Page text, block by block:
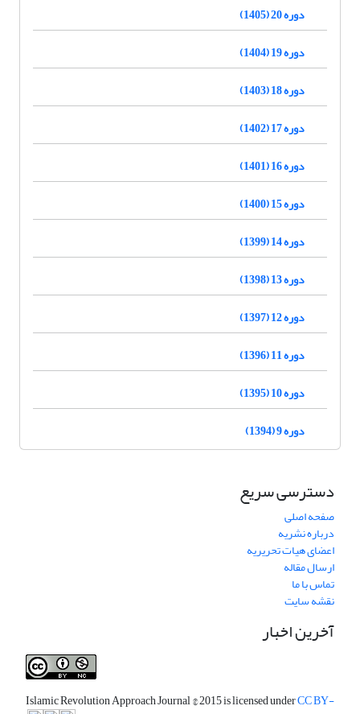
دوره 20 (1405)
دوره 19 (1404)
دوره 18 (1403)
دوره 17 (1402)
دوره 16 (1401)
دوره 15 (1400)
دوره 14 (1399)
دوره 13 (1398)
دوره 12 (1397)
دوره 11 (1396)
دوره 10 (1395)
دوره 9 (1394)
دسترسی سریع
صفحه اصلی
درباره نشریه
اعضای هیات تحریریه
ارسال مقاله
تماس با ما
نقشه سایت
آخرین اخبار
Islamic Revolution Approach Journal© 2015 is licensed underCC BY-